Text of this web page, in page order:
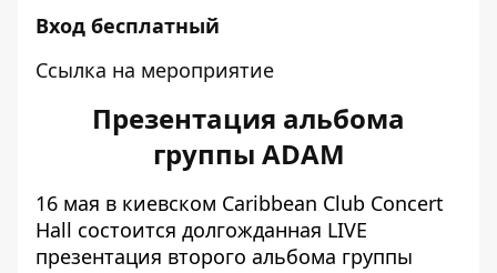
Вход бесплатный
Ссылка на мероприятие
Презентация альбома
группы ADAM
16 мая в киевском Caribbean Club Concert
Hall состоится долгожданная LIVE
презентация второго альбома группы